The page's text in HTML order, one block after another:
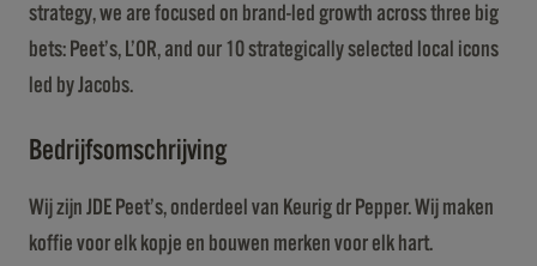
strategy, we are focused on brand-led growth across three big
bets: Peet’s, L’OR, and our 10 strategically selected local icons
led by Jacobs.
Bedrijfsomschrijving
Wij zijn JDE Peet’s, onderdeel van Keurig dr Pepper. Wij maken
koffie voor elk kopje en bouwen merken voor elk hart.